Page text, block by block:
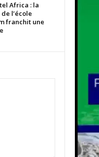
Africa : la
l’école
franchit une